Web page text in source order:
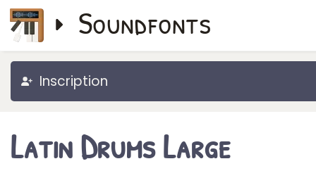
Soundfonts
Inscription
Latin Drums Large